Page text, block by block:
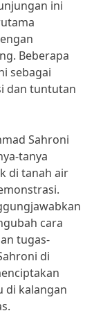
ini
Beberapa
sebagai
dan tuntutan
Sahroni
tanya
di tanah air
cara
tugas-
di
di kalangan